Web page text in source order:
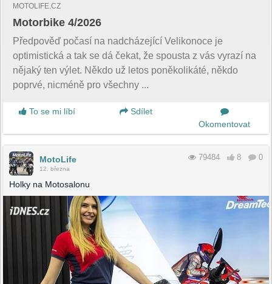
MOTOLIFE.CZ
Motorbike 4/2026
Předpověď počasí na nadcházející Velikonoce je
optimistická a tak se dá čekat, že spousta z vás vyrazí na
nějaký ten výlet. Někdo už letos poněkolikáté, někdo
poprvé, nicméně pro všechny ...
To se mi líbí
Sdílet
Okomentovat
MotoLife
12. března
79484 8 0
Holky na Motosalonu